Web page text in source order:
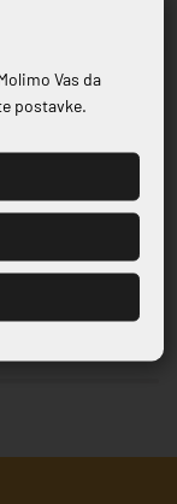
Vas da
postavke.